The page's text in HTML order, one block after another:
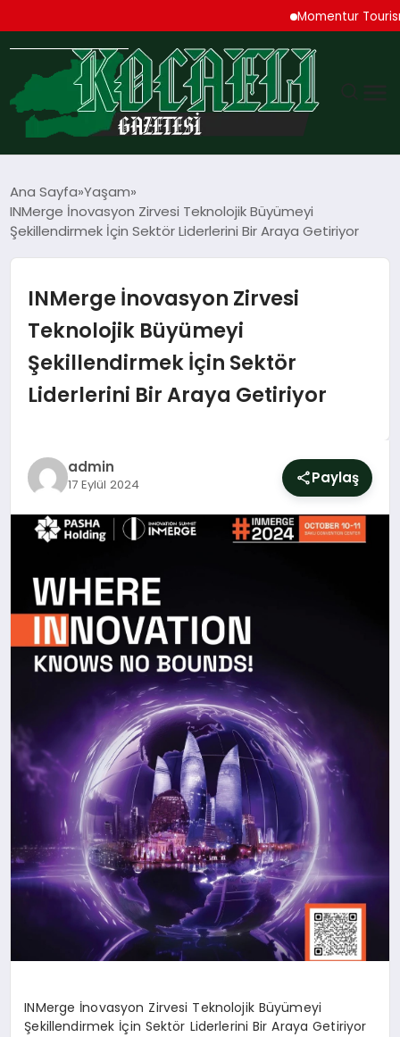
Momentur Tourism &
TEKNOLOJI
MAGAZIN
YAŞAM
SAĞLIK
EĞITIM
Ana Sayfa Yaşam
INMerge İnovasyon Zirvesi Teknolojik Büyümeyi
Şekillendirmek İçin Sektör Liderlerini Bir Araya Getiriyor
INMerge İnovasyon Zirvesi
Teknolojik Büyümeyi
Şekillendirmek İçin Sektör
Liderlerini Bir Araya Getiriyor
admin
17 Eylül 2024 Paylaş
INMerge İnovasyon Zirvesi Teknolojik Büyümeyi
Şekillendirmek İçin Sektör Liderlerini Bir Araya Getiriyor